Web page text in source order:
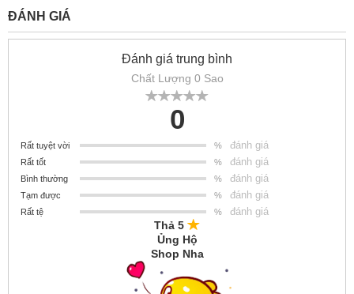
ĐÁNH GIÁ
Đánh giá trung bình
Chất Lượng 0 Sao
0
Rất tuyệt vời % đánh giá
Rất tốt % đánh giá
Bình thường % đánh giá
Tạm được % đánh giá
Rất tệ % đánh giá
Thả 5
Ủng Hộ
Shop Nha